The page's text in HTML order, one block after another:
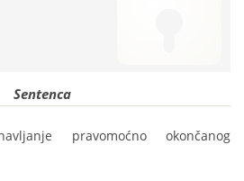
Sentenca
pravomoćno okončanog